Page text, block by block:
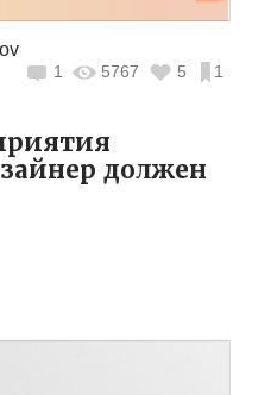
1 5767 5 1
должен